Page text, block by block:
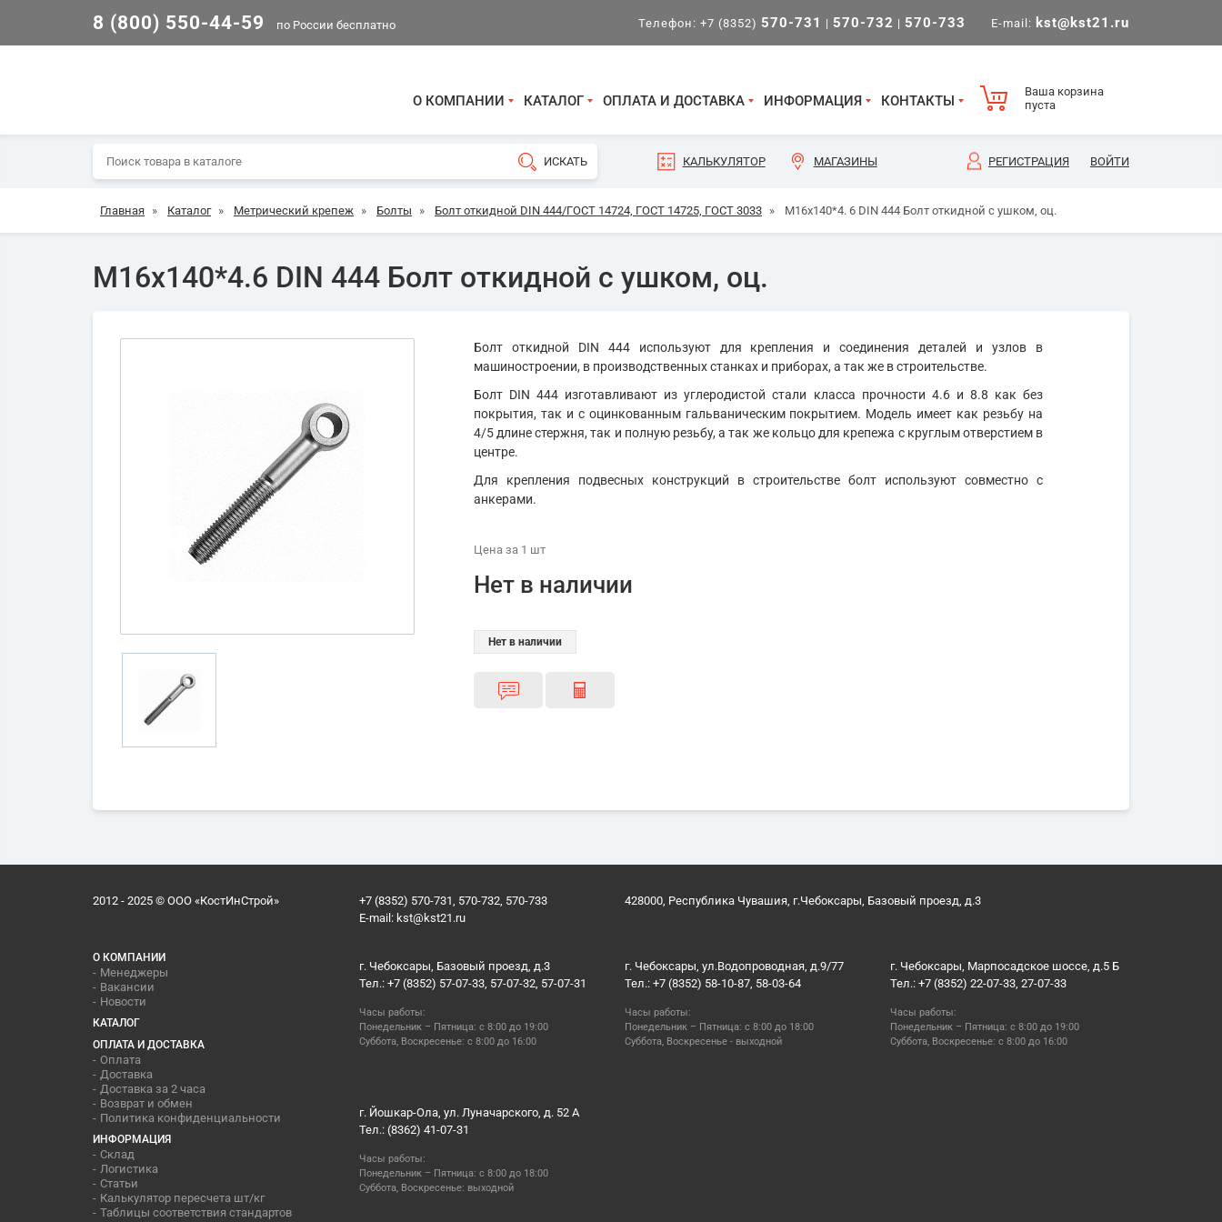
8 (800) 550-44-59 по России бесплатно Телефон: +7 (8352) 570-731 | 570-732 | 570-733 E-mail: kst@kst21.ru
О КОМПАНИИ КАТАЛОГ ОПЛАТА И ДОСТАВКА ИНФОРМАЦИЯ КОНТАКТЫ
Ваша корзина
пуста
КАЛЬКУЛЯТОР МАГАЗИНЫ РЕГИСТРАЦИЯ ВОЙТИ
Главная » Каталог » Метрический крепеж » Болты » Болт откидной DIN 444/ГОСТ 14724, ГОСТ 14725, ГОСТ 3033 » М16х140*4. 6 DIN 444 Болт откидной с ушком, оц.
М16х140*4.6 DIN 444 Болт откидной с ушком, оц.
Болт откидной DIN 444 используют для крепления и соединения деталей и узлов в
машиностроении, в производственных станках и приборах, а так же в строительстве.
Болт DIN 444 изготавливают из углеродистой стали класса прочности 4.6 и 8.8 как без
покрытия, так и с оцинкованным гальваническим покрытием. Модель имеет как резьбу на
4/5 длине стержня, так и полную резьбу, а так же кольцо для крепежа с круглым отверстием в
центре.
Для крепления подвесных конструкций в строительстве болт используют совместно с
анкерами.
Цена за 1 шт
Нет в наличии
Нет в наличии
2012 - 2025 © ООО «КостИнСтрой»
+7 (8352) 570-731, 570-732, 570-733
E-mail: kst@kst21.ru
428000, Республика Чувашия, г.Чебоксары, Базовый проезд, д.3
О КОМПАНИИ
Менеджеры
Вакансии
Новости
КАТАЛОГ
ОПЛАТА И ДОСТАВКА
Оплата
Доставка
Доставка за 2 часа
Возврат и обмен
Политика конфиденциальности
ИНФОРМАЦИЯ
Склад
Логистика
Статьи
Калькулятор пересчета шт/кг
Таблицы соответствия стандартов
г. Чебоксары, Базовый проезд, д.3
Тел.: +7 (8352) 57-07-33, 57-07-32, 57-07-31
Часы работы:
Понедельник – Пятница: с 8:00 до 19:00
Суббота, Воскресенье: с 8:00 до 16:00
г. Чебоксары, ул.Водопроводная, д.9/77
Тел.: +7 (8352) 58-10-87, 58-03-64
Часы работы:
Понедельник – Пятница: с 8:00 до 18:00
Суббота, Воскресенье - выходной
г. Чебоксары, Марпосадское шоссе, д.5 Б
Тел.: +7 (8352) 22-07-33, 27-07-33
Часы работы:
Понедельник – Пятница: с 8:00 до 19:00
Суббота, Воскресенье: с 8:00 до 16:00
г. Йошкар-Ола, ул. Луначарского, д. 52 А
Тел.: (8362) 41-07-31
Часы работы:
Понедельник – Пятница: с 8:00 до 18:00
Суббота, Воскресенье: выходной